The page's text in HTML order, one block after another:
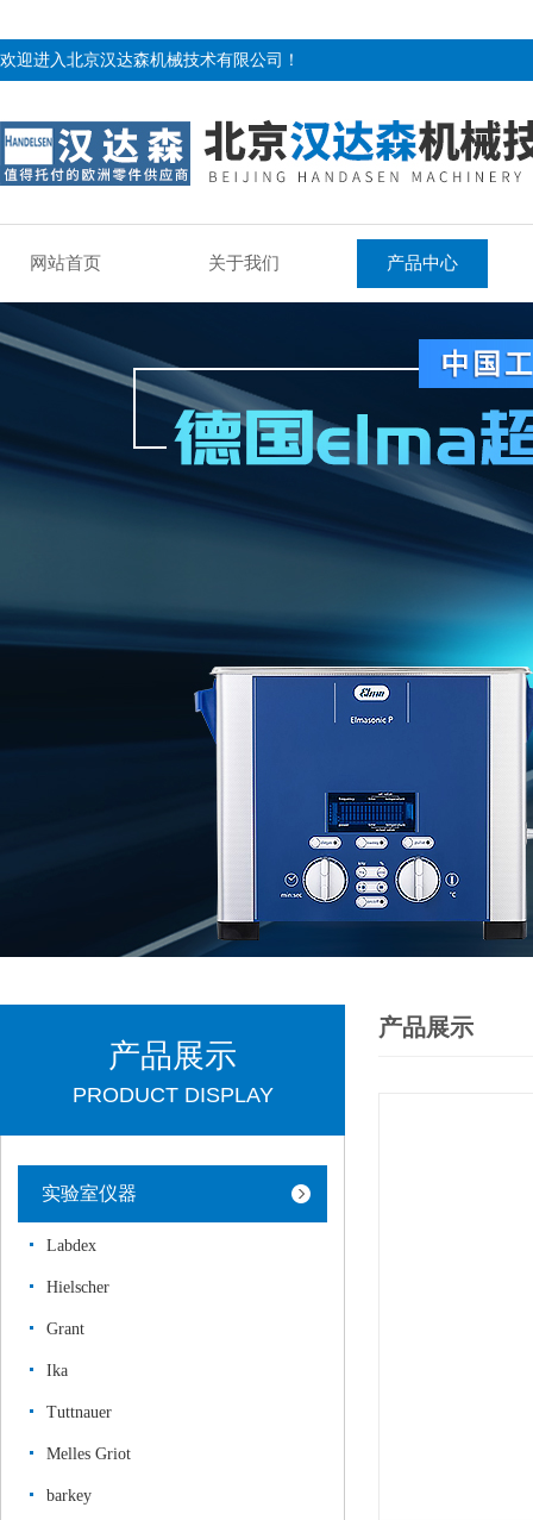
欢迎进入北京汉达森机械技术有限公司！
网站首页 关于我们 产品中心
产品展示
PRODUCT DISPLAY
实验室仪器
Labdex
Hielscher
Grant
Ika
Tuttnauer
Melles Griot
barkey
产品展示